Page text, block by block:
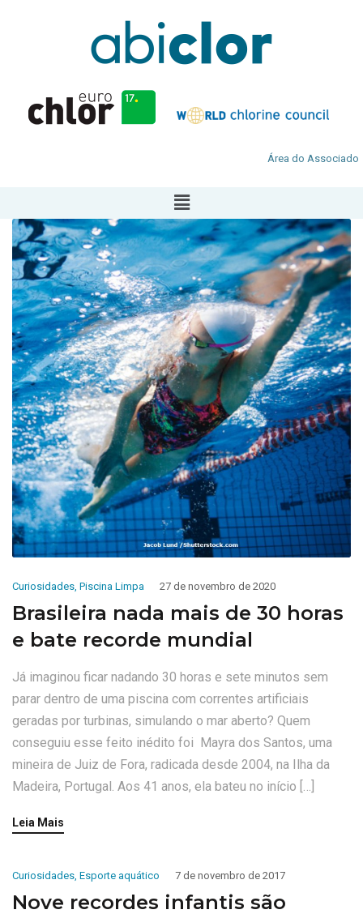
Área do Associado
Curiosidades, Piscina Limpa 27 de novembro de 2020
Brasileira nada mais de 30 horas
e bate recorde mundial
Já imaginou ficar nadando 30 horas e sete minutos sem
parar dentro de uma piscina com correntes artificiais
geradas por turbinas, simulando o mar aberto? Quem
conseguiu esse feito inédito foi Mayra dos Santos, uma
mineira de Juiz de Fora, radicada desde 2004, na Ilha da
Madeira, Portugal. Aos 41 anos, ela bateu no início […]
Leia Mais
Curiosidades, Esporte aquático 7 de novembro de 2017
Nove recordes infantis são